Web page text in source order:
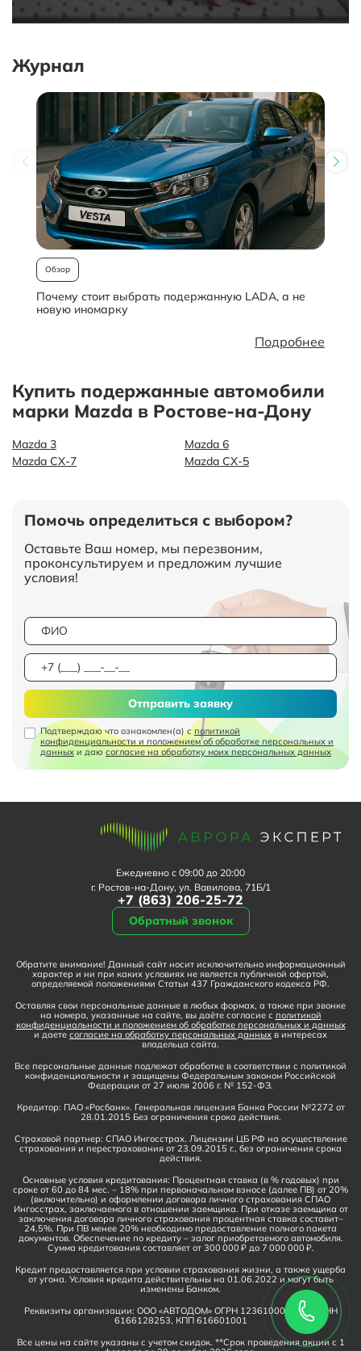
Журнал
Обзор
Почему стоит выбрать подержанную LADA, а не
новую иномарку
Подробнее
Купить подержанные автомобили
марки Mazda в Ростове-на-Дону
Mazda 3
Mazda 6
Mazda CX-7
Mazda СХ-5
Помочь определиться с выбором?
Оставьте Ваш номер, мы перезвоним,
проконсультируем и предложим лучшие
условия!
Подтверждаю что ознакомлен(а) сполитикой
конфиденциальности и положением об обработке персональных и
данных и даю согласие на обработку моих персональных данных
Отправить заявку
Ежедневно с 09:00 до 20:00
г. Ростов-на-Дону, ул. Вавилова, 71Б/1
+7 (863) 206-25-72
Обратный звонок
Обратите внимание! Данный сайт носит исключительно информационный
характер и ни при каких условиях не является публичной офертой,
определяемой положениями Статьи 437 Гражданского кодекса РФ.
Оставляя свои персональные данные в любых формах, а также при звонке
на номера, указанные на сайте, вы даёте согласие с политикой
конфиденциальности и положением об обработке персональных и данных
и даете согласие на обработку персональных данных в интересах
владельца сайта.
Все персональные данные подлежат обработке в соответствии с политикой
конфиденциальности и защищены Федеральным законом Российской
Федерации от 27 июля 2006 г. № 152-ФЗ.
Кредитор: ПАО «Росбанк». Генеральная лицензия Банка России №2272 от
28.01.2015 Без ограничения срока действия.
Страховой партнер: СПАО Ингосстрах. Лицензии ЦБ РФ на осуществление
страхования и перестрахования от 23.09.2015 г., без ограничения срока
действия.
Основные условия кредитования: Процентная ставка (в % годовых) при
сроке от 60 до 84 мес. – 18% при первоначальном взносе (далее ПВ) от 20%
(включительно) и оформлении договора личного страхования СПАО
Ингосстрах, заключаемого в отношении заемщика. При отказе заемщика от
заключения договора личного страхования процентная ставка составит–
24,5%. При ПВ менее 20% необходимо предоставление полного пакета
документов. Обеспечение по кредиту – залог приобретаемого автомобиля.
Сумма кредитования составляет от 300 000 ₽ до 7 000 000 ₽.
Кредит предоставляется при условии страхования жизни, а также ущерба
от угона. Условия кредита действительны на 01.06.2022 и могут быть
изменены Банком.
Реквизиты организации: ООО «АВТОДОМ» ОГРН 1236100016910, ИНН
6166128253, КПП 616601001
Все цены на сайте указаны с учетом скидок. **Срок проведения акции с 1